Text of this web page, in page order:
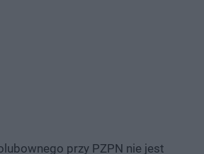
przy PZPN nie jest